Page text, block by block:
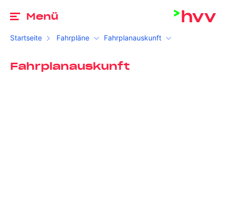
Menü
Startseite Fahrpläne Fahrplanauskunft
Fahrplanauskunft